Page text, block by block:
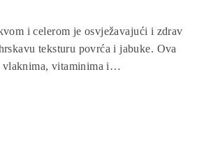
i celerom je osvježavajući i zdrav
teksturu povrća i jabuke. Ova
vlaknima, vitaminima i